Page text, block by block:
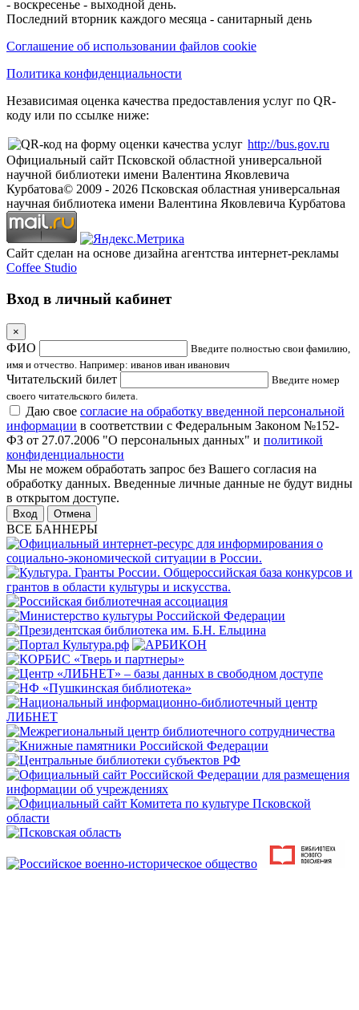
- воскресенье - выходной день.
Последний вторник каждого месяца - санитарный день
Соглашение об использовании файлов cookie
Политика конфиденциальности
Независимая оценка качества предоставления услуг по QR-
коду или по ссылке ниже:
http://bus.gov.ru
Официальный сайт Псковской областной универсальной
научной библиотеки имени Валентина Яковлевича
Курбатова© 2009 - 2026 Псковская областная универсальная
научная библиотека имени Валентина Яковлевича Курбатова
Сайт сделан на основе дизайна агентства интернет-рекламы
Coffee Studio
Вход в личный кабинет
×
ФИО
Введите полностью свои фамилию,
имя и отчество. Например: иванов иван иванович
Читательский билет
Введите номер
своего читательского билета.
Даю свое согласие на обработку введенной персональной
информации в соответствии с Федеральным Законом №152-
ФЗ от 27.07.2006 "О персональных данных" и политикой
конфиденциальности
Мы не можем обработать запрос без Вашего согласия на
обработку данных. Введенные личные данные не будут видны
в открытом доступе.
Отмена
ВСЕ БАННЕРЫ